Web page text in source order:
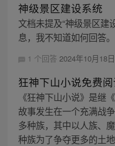
神级景区建设系统
文档未提及“神级景区建
息，我不知道如何回答。
1 个回答 2024年10月18
狂神下山小说免费
《狂神下山小说》是继
故事发生在一个充满战
多种族，其中以人族、
种族为了争夺更多的土